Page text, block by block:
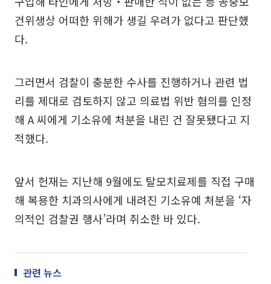
건위생상 어떠한 위해가 생길 우려가 없다고 판단했
다.
그러면서 검찰이 충분한 수사를 진행하거나 관련 법
리를 제대로 검토하지 않고 의료법 위반 혐의를 인정
해 A 씨에게 기소유에 처분을 내린 건 잘못됐다고 지
적했다.
앞서 헌재는 지난해 9월에도 탈모치료제를 직접 구매
해 복용한 치과의사에게 내려진 기소유예 처분을 ‘자
의적인 검찰권 행사’라며 취소한 바 있다.
관련 뉴스